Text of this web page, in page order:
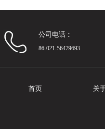
公司电话：
86-021-56479693
首页 关